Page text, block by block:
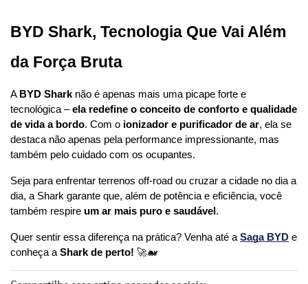
BYD Shark, Tecnologia Que Vai Além
da Força Bruta
A BYD Shark não é apenas mais uma picape forte e
tecnológica – ela redefine o conceito de conforto e qualidade
de vida a bordo. Com o ionizador e purificador de ar, ela se
destaca não apenas pela performance impressionante, mas
também pelo cuidado com os ocupantes.
Seja para enfrentar terrenos off-road ou cruzar a cidade no dia a
dia, a Shark garante que, além de potência e eficiência, você
também respire um ar mais puro e saudável .
Quer sentir essa diferença na prática? Venha até a Saga BYD e
conheça a Shark de perto! 🚀🐋